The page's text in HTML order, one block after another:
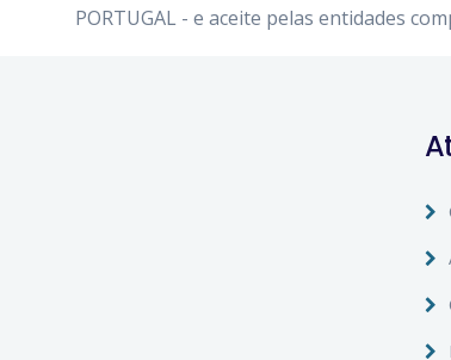
PORTUGAL - e aceite pelas entidades